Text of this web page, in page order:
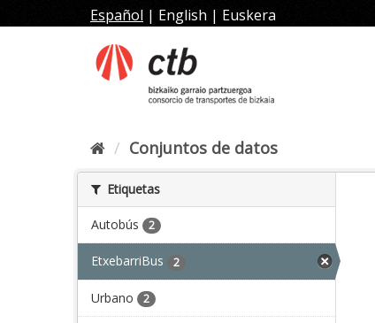
al
Español | English | Euskera
Conjuntos de datos
Etiquetas
Autobús 2
EtxebarriBus 2
Urbano 2